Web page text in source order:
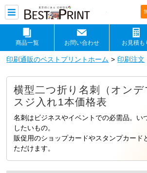
印刷通販ベ
商品一覧 お問い合わせ お見積も
印刷通販のベストプリントホーム 印刷注文
横型二つ折り名刺（オンデ
スジ入れ1本価格表
名刺はビジネスやイベントでの必需品。い
したいもの。
販促用のショップカードやスタンプカード
ただけます。